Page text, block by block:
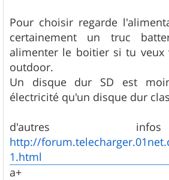
Pour choisir regarde
certainement un truc
alimenter le boitier si tu veux
outdoor.
Un disque dur SD est
électricité qu'un disque dur
d'autres
http://
1.html
a+